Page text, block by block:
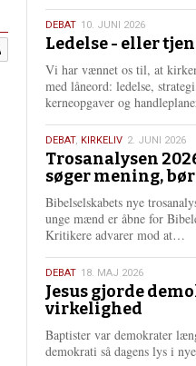
s
e
r
e
10.
juni
2026
DEBAT 10. JUNI 2026
Ledelse - eller
Vi har vænnet os til, at
med låneord: ledelse,
kerneopgaver og
2.
juni
2026
DEBAT, KIRKELIV 2. JUNI 2026
Trosanalysen
søger mening,
Bibelselskabets nye
unge mænd er åbne for
Kritikere advarer mod at…
e
e
18.
maj
2026
DEBAT 18. MAJ 2026
Jesus gjorde
virkelighed
Baptister var demokrater
demokrati så dagens lys i